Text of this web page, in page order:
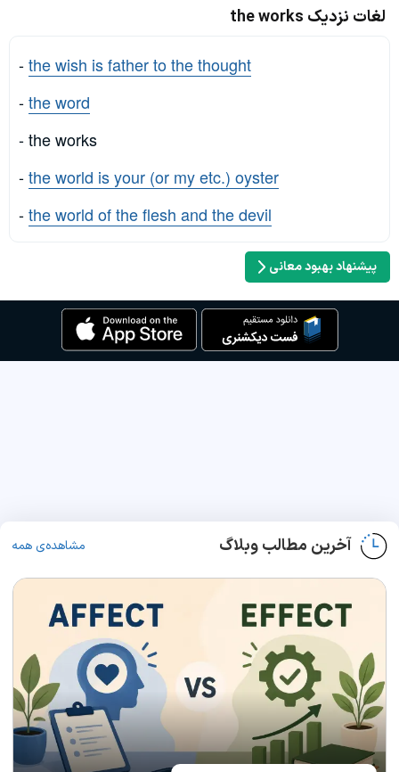
لغات نزدیک the works
-the wish is father to the thought
-the word
- the works
-the world is your (or my etc.) oyster
-the world of the flesh and the devil
پیشنهاد بهبود معانی
آخرین مطالب وبلاگ مشاهده‌ی همه